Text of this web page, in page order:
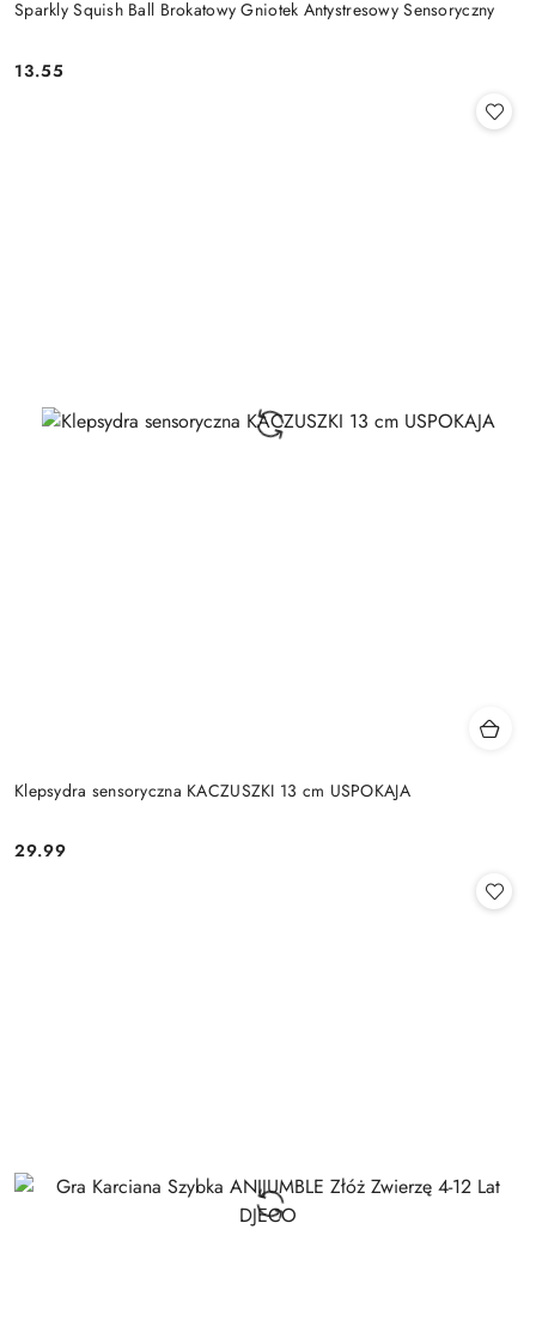
Sparkly Squish Ball Brokatowy Gniotek Antystresowy Sensoryczny
Cena:
13.55
Klepsydra sensoryczna KACZUSZKI 13 cm USPOKAJA
Cena:
29.99